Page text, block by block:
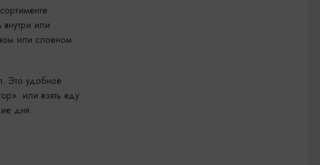
или
или слоеном
Это удобное
или взять еду
дня.